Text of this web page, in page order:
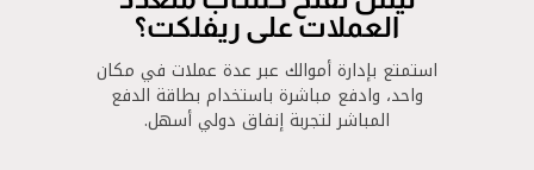
العملات على ريفلكت؟
استمتع بإدارة أموالك عبر عدة عملات في مكان
واحد، وادفع مباشرة باستخدام بطاقة الدفع
المباشر لتجربة إنفاق دولي أسهل.